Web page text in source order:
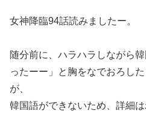
女神降臨94話読みましたー。
随分前に、ハラハラしながら
ったーー」と胸をなでおろし
が、
韓国語ができないため、詳細